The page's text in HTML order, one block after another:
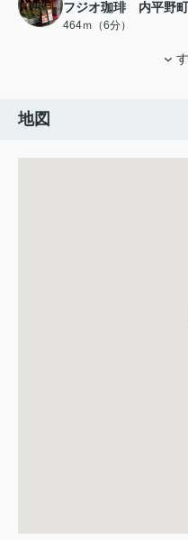
フジオ珈琲 内平野町
464ｍ（6分）
地図